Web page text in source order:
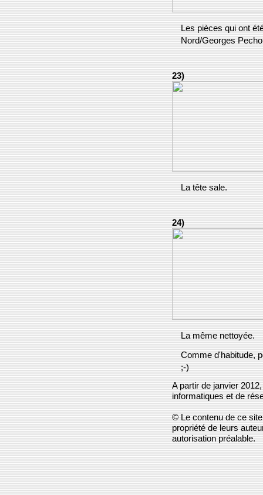
Les pièces qui ont
Nord/Georges
23)
La tête sale.
24)
La même nettoyée.
Comme d'habitude,
;-)
A partir de janvier
informatiques et de
© Le contenu de ce
propriété de leurs
autorisation préalable.